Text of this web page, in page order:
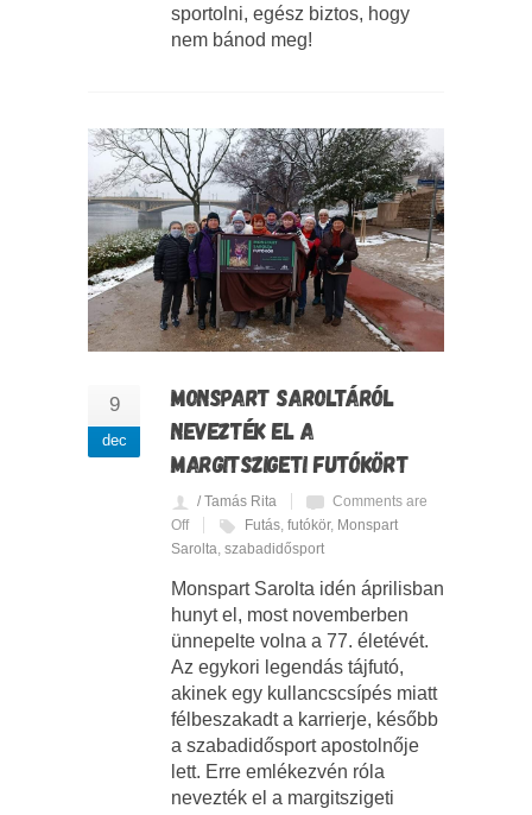
sportolni, egész biztos, hogy
nem bánod meg!
9
dec
MONSPART SAROLTÁRÓL
NEVEZTÉK EL A
MARGITSZIGETI FUTÓKÖRT
/ Tamás Rita
Comments are
Off
Futás futókör, Monspart
Sarolta szabadidősport
Monspart Sarolta idén áprilisban
hunyt el, most novemberben
ünnepelte volna a 77. életévét.
Az egykori legendás tájfutó,
akinek egy kullancscsípés miatt
félbeszakadt a karrierje, később
a szabadidősport apostolnője
lett. Erre emlékezvén róla
nevezték el a margitszigeti